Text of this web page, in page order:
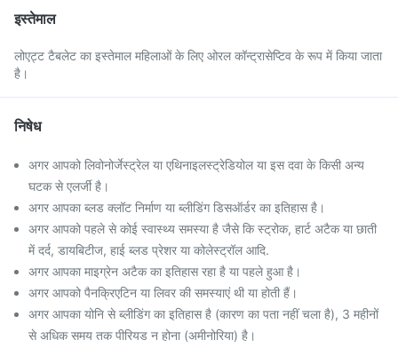
इस्तेमाल
लोएट्ट टैबलेट का इस्तेमाल महिलाओं के लिए ओरल कॉन्ट्रासेप्टिव के रूप में किया जाता
है।
निषेध
अगर आपको लिवोनोर्जेस्ट्रेल या एथिनाइलस्ट्रेडियोल या इस दवा के किसी अन्य
घटक से एलर्जी है।
अगर आपका ब्लड क्लॉट निर्माण या ब्लीडिंग डिसऑर्डर का इतिहास है।
अगर आपको पहले से कोई स्वास्थ्य समस्या है जैसे कि स्ट्रोक, हार्ट अटैक या छाती
में दर्द, डायबिटीज, हाई ब्लड प्रेशर या कोलेस्ट्रॉल आदि.
अगर आपका माइग्रेन अटैक का इतिहास रहा है या पहले हुआ है।
अगर आपको पैनक्रिएटिन या लिवर की समस्याएं थी या होती हैं।
अगर आपका योनि से ब्लीडिंग का इतिहास है (कारण का पता नहीं चला है), 3 महीनों
से अधिक समय तक पीरियड न होना (अमीनोरिया) है।